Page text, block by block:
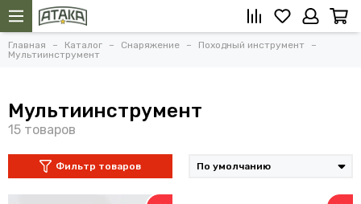
Главная Каталог Снаряжение
Походный инструмент
Мультиинструмент
Мультиинструмент
Фильтр товаров